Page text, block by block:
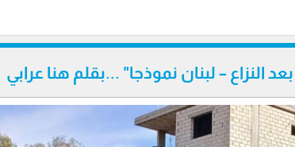
النزاع – لبنان نموذجا" ...بقلم هنا عرابي